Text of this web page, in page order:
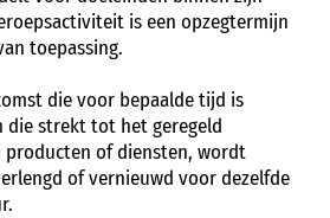
is een opzegtermijn
toepassing.
die voor bepaalde tijd is
die strekt tot het geregeld
producten of diensten, wordt
of vernieuwd voor dezelfde